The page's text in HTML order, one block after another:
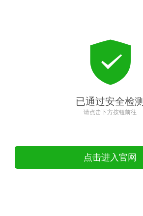
已通过安全检测
请点击下方按钮前往
点击进入官网